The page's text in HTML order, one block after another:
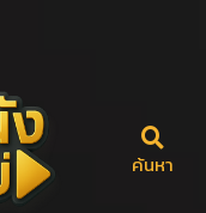
ค้นหา